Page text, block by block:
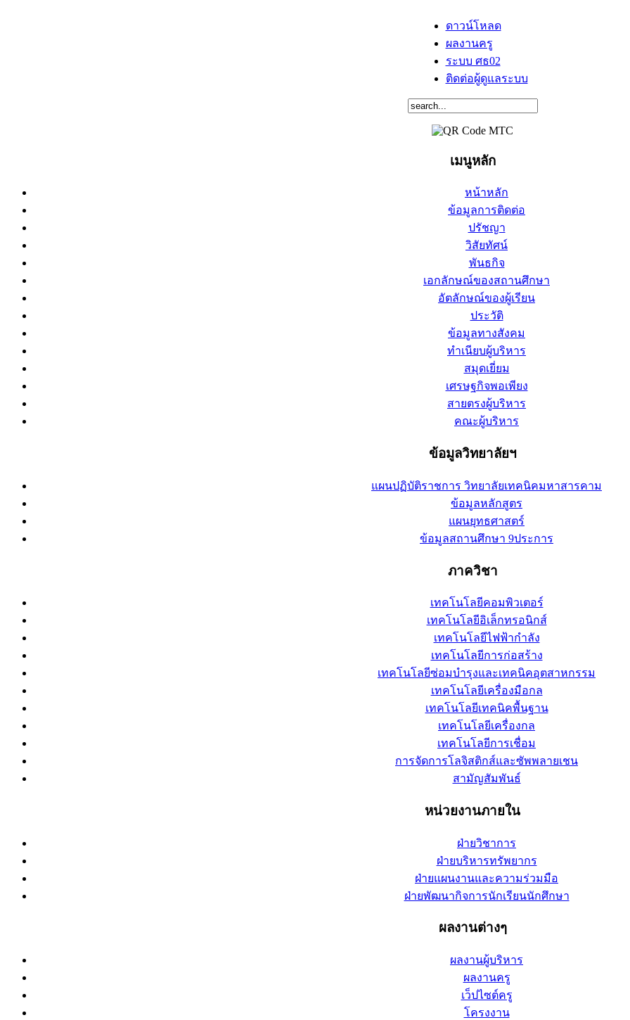
ดาวน์โหลด
ผลงานครู
ระบบ ศธ02
ติดต่อผู้ดูแลระบบ
เมนูหลัก
หน้าหลัก
ข้อมูลการติดต่อ
ปรัชญา
วิสัยทัศน์
พันธกิจ
เอกลักษณ์ของสถานศึกษา
อัตลักษณ์ของผู้เรียน
ประวัติ
ข้อมูลทางสังคม
ทำเนียบผู้บริหาร
สมุดเยี่ยม
เศรษฐกิจพอเพียง
สายตรงผู้บริหาร
คณะผู้บริหาร
ข้อมูลวิทยาลัยฯ
แผนปฏิบัติราชการ วิทยาลัยเทคนิคมหาสารคาม
ข้อมูลหลักสูตร
แผนยุทธศาสตร์
ข้อมูลสถานศึกษา 9ประการ
ภาควิชา
เทคโนโลยีคอมพิวเตอร์
เทคโนโลยีอิเล็กทรอนิกส์
เทคโนโลยีไฟฟ้ากำลัง
เทคโนโลยีการก่อสร้าง
เทคโนโลยีซ่อมบำรุงและเทคนิคอุตสาหกรรม
เทคโนโลยีเครื่องมือกล
เทคโนโลยีเทคนิคพื้นฐาน
เทคโนโลยีเครื่องกล
เทคโนโลยีการเชื่อม
การจัดการโลจิสติกส์และซัพพลายเชน
สามัญสัมพันธ์
หน่วยงานภายใน
ฝ่ายวิชาการ
ฝ่ายบริหารทรัพยากร
ฝ่ายแผนงานและความร่วมมือ
ฝ่ายพัฒนากิจการนักเรียนนักศึกษา
ผลงานต่างๆ
ผลงานผู้บริหาร
ผลงานครู
เว็ปไซต์ครู
โครงงาน